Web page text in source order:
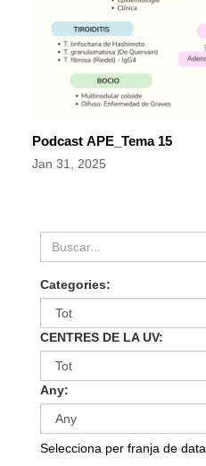
Podcast APE_Tema 15
Jan 31, 2025
Categories:
CENTRES DE LA UV:
Any:
Selecciona per franja de data